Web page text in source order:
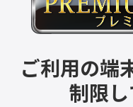
ご利用の端
制限し